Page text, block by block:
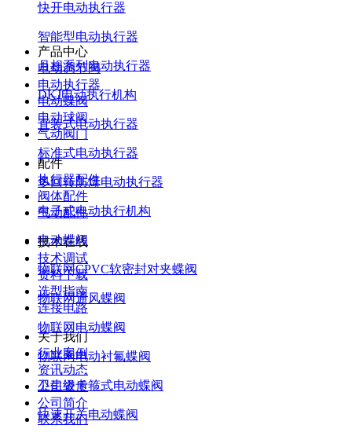
快开电动执行器
智能型电动执行器
月相系列电动执行器
DKJ电动执行机构
直装式电动执行器
标准式电动执行器
多回转防爆电动执行器
电子式电动执行机构
电动蝶阀
物联网CPVC软密封对夹蝶阀
物联网通风蝶阀
物联网电动蝶阀
物联网电动衬氟蝶阀
卫生级卡箍式电动蝶阀
快速开关电动蝶阀
产品中心
电动调节阀
电动执行器
电动蝶阀
电动球阀
气动阀门
配件
执行器配件
阀体配件
气动配件
技术在线
技术调试
资料下载
选型指南
连接电路
关于我们
行业案例
资讯动态
公司资质
公司简介
联系我们